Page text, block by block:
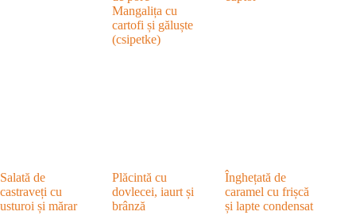
Mangalița cu
cartofi și găluște
(csipetke)
Salată de
castraveți cu
usturoi și mărar
Plăcintă cu
dovlecei, iaurt și
brânză
Înghețată de
caramel cu frișcă
și lapte condensat